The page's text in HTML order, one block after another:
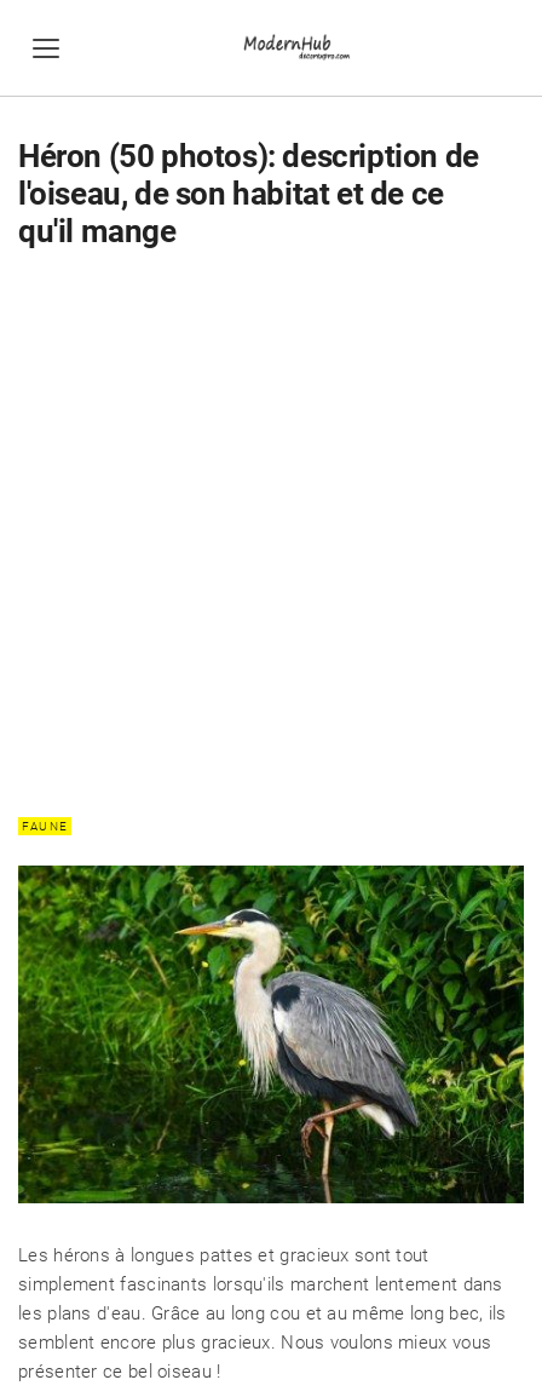
Héron (50 photos): description de
l'oiseau, de son habitat et de ce
qu'il mange
FAUNE
Les hérons à longues pattes et gracieux sont tout
simplement fascinants lorsqu'ils marchent lentement dans
les plans d'eau. Grâce au long cou et au même long bec, ils
semblent encore plus gracieux. Nous voulons mieux vous
présenter ce bel oiseau !